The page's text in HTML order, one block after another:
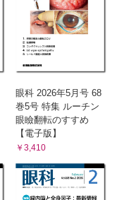
眼科 2026年5月号 68
巻5号 特集 ルーチン
眼瞼翻転のすすめ
【電子版】
￥3,410